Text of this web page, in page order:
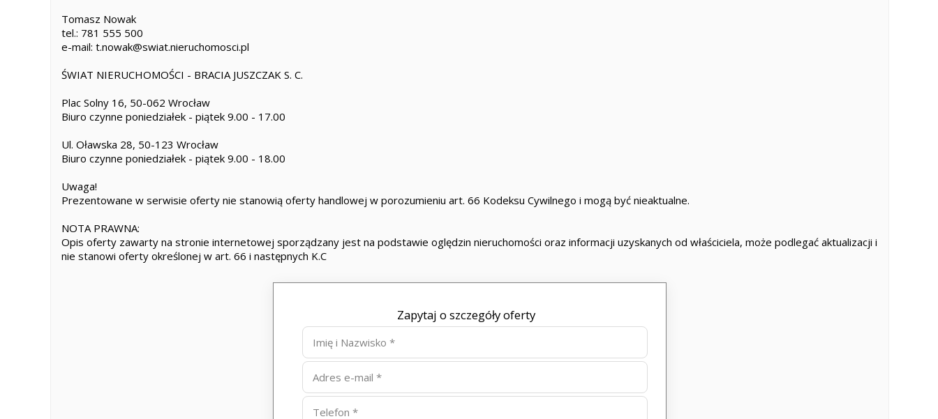
Tomasz Nowak
tel.: 781 555 500
e-mail: t.nowak@swiat.nieruchomosci.pl
ŚWIAT NIERUCHOMOŚCI - BRACIA JUSZCZAK S. C.
Plac Solny 16, 50-062 Wrocław
Biuro czynne poniedziałek - piątek 9.00 - 17.00
Ul. Oławska 28, 50-123 Wrocław
Biuro czynne poniedziałek - piątek 9.00 - 18.00
Uwaga!
Prezentowane w serwisie oferty nie stanowią oferty handlowej w porozumieniu art. 66 Kodeksu Cywilnego i mogą być nieaktualne.
NOTA PRAWNA:
Opis oferty zawarty na stronie internetowej sporządzany jest na podstawie oględzin nieruchomości oraz informacji uzyskanych od właściciela, może podlegać aktualizacji i
nie stanowi oferty określonej w art. 66 i następnych K.C
Zapytaj o szczegóły oferty